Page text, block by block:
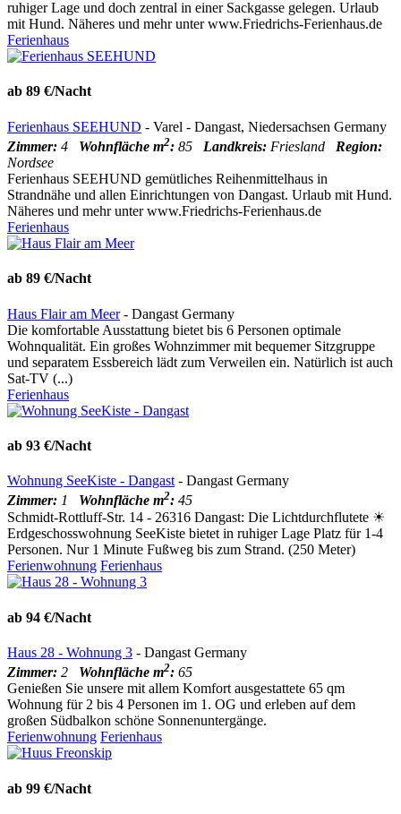
ruhiger Lage und doch zentral in einer Sackgasse gelegen. Urlaub
mit Hund. Näheres und mehr unter www.Friedrichs-Ferienhaus.de
Ferienhaus
ab 89 €/Nacht
Ferienhaus SEEHUND - Varel - Dangast, Niedersachsen Germany
Zimmer: 4 Wohnfläche m2: 85 Landkreis: Friesland Region:
Nordsee
Ferienhaus SEEHUND gemütliches Reihenmittelhaus in
Strandnähe und allen Einrichtungen von Dangast. Urlaub mit Hund.
Näheres und mehr unter www.Friedrichs-Ferienhaus.de
Ferienhaus
ab 89 €/Nacht
Haus Flair am Meer- Dangast Germany
Die komfortable Ausstattung bietet bis 6 Personen optimale
Wohnqualität. Ein großes Wohnzimmer mit bequemer Sitzgruppe
und separatem Essbereich lädt zum Verweilen ein. Natürlich ist auch
Sat-TV (...)
Ferienhaus
ab 93 €/Nacht
Wohnung SeeKiste - Dangast - Dangast Germany
Zimmer: 1 Wohnfläche m2: 45
Schmidt-Rottluff-Str. 14 - 26316 Dangast: Die Lichtdurchflutete ☀
Erdgeschosswohnung SeeKiste bietet in ruhiger Lage Platz für 1-4
Personen. Nur 1 Minute Fußweg bis zum Strand. (250 Meter)
Ferienwohnung Ferienhaus
ab 94 €/Nacht
Haus 28 - Wohnung 3 - Dangast Germany
Zimmer: 2 Wohnfläche m2: 65
Genießen Sie unsere mit allem Komfort ausgestattete 65 qm
Wohnung für 2 bis 4 Personen im 1. OG und erleben auf dem
großen Südbalkon schöne Sonnenuntergänge.
Ferienwohnung Ferienhaus
ab 99 €/Nacht